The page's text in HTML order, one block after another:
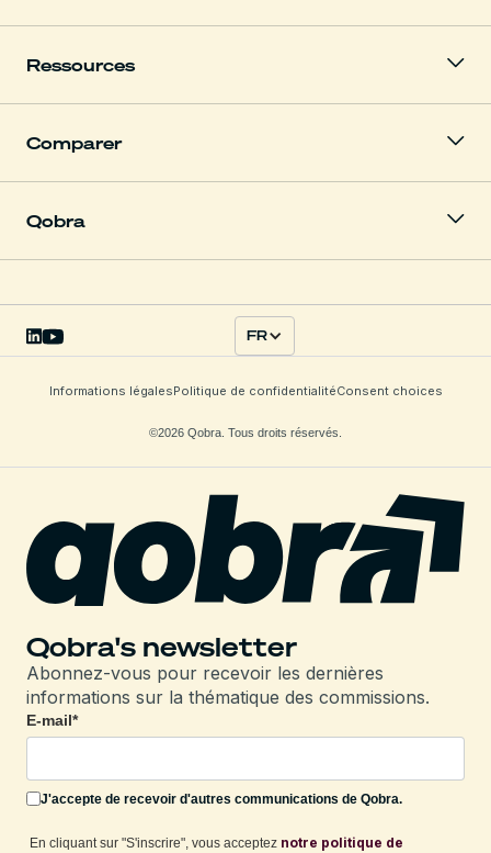
Ressources
Comparer
Qobra
©2026 Qobra. Tous droits réservés.
Informations légalesPolitique de confidentialitéConsent choices
FR
Qobra's newsletter
Abonnez-vous pour recevoir les dernières
informations sur la thématique des commissions.
E-mail*
J'accepte de recevoir d'autres communications de Qobra.
En cliquant sur "S'inscrire", vous acceptez notre politique de